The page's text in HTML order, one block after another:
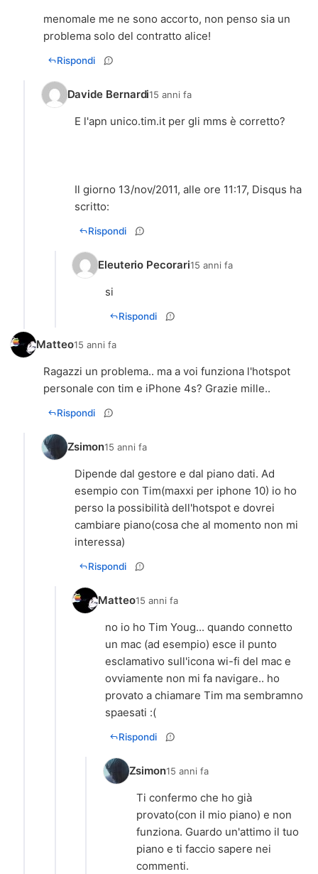
menomale me ne sono accorto, non penso sia un
problema solo del contratto alice!
Rispondi
Davide Bernardi15 anni fa
E l'apn unico.tim.it per gli mms è corretto?
Il giorno 13/nov/2011, alle ore 11:17, Disqus ha
scritto:
Rispondi
Eleuterio Pecorari15 anni fa
Rispondi
Matteo15 anni fa
Ragazzi un problema.. ma a voi funziona l'hotspot
personale con tim e iPhone 4s? Grazie mille..
Rispondi
Zsimon15 anni fa
Dipende dal gestore e dal piano dati. Ad
esempio con Tim(maxxi per iphone 10) io ho
perso la possibilità dell'hotspot e dovrei
cambiare piano(cosa che al momento non mi
interessa)
Rispondi
Matteo15 anni fa
no io ho Tim Youg... quando connetto
un mac (ad esempio) esce il punto
esclamativo sull'icona wi-fi del mac e
ovviamente non mi fa navigare.. ho
provato a chiamare Tim ma sembramno
spaesati :(
Rispondi
Zsimon15 anni fa
Ti confermo che ho già
provato(con il mio piano) e non
funziona. Guardo un'attimo il tuo
piano e ti faccio sapere nei
commenti.